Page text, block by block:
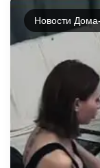
Новости